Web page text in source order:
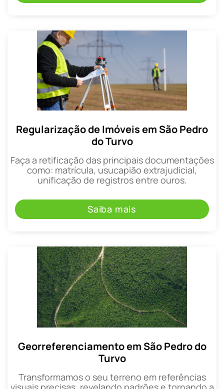
Regularização de Imóveis em São Pedro
do Turvo
Faça a retificação das principais documentações
como: matrícula, usucapião extrajudicial,
unificação de registros entre ouros.
Saiba mais
Georreferenciamento em São Pedro do
Turvo
Transformamos o seu terreno em referências